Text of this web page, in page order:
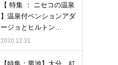
【 特集 ： ニセコの温泉
】温泉付ペンションアダ
ージョとヒルトン…
2020.12.31